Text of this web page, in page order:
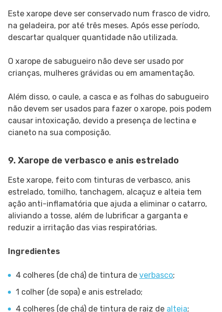
Este xarope deve ser conservado num frasco de vidro,
na geladeira, por até três meses. Após esse período,
descartar qualquer quantidade não utilizada.
O xarope de sabugueiro não deve ser usado por
crianças, mulheres grávidas ou em amamentação.
Além disso, o caule, a casca e as folhas do sabugueiro
não devem ser usados para fazer o xarope, pois podem
causar intoxicação, devido a presença de lectina e
cianeto na sua composição.
9. Xarope de verbasco e anis estrelado
Este xarope, feito com tinturas de verbasco, anis
estrelado, tomilho, tanchagem, alcaçuz e alteia tem
ação anti-inflamatória que ajuda a eliminar o catarro,
aliviando a tosse, além de lubrificar a garganta e
reduzir a irritação das vias respiratórias.
Ingredientes
4 colheres (de chá) de tintura de verbasco;
1 colher (de sopa) e anis estrelado;
4 colheres (de chá) de tintura de raiz de alteia;